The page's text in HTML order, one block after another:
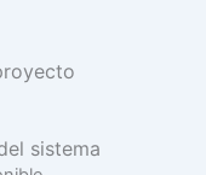
sistema